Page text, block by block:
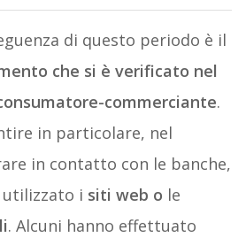
di questo periodo è il
che si è verificato nel
commerciante.
in particolare, nel
in contatto con le banche,
i siti web o le
. Alcuni hanno effettuato